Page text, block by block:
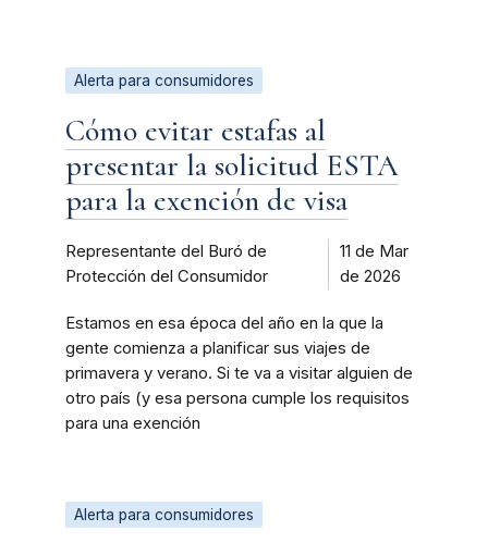
Alerta para consumidores
Cómo evitar estafas al
presentar la solicitud ESTA
para la exención de visa
Representante del Buró de
Protección del Consumidor
11 de Mar
de 2026
Estamos en esa época del año en la que la
gente comienza a planificar sus viajes de
primavera y verano. Si te va a visitar alguien de
otro país (y esa persona cumple los requisitos
para una exención
Alerta para consumidores